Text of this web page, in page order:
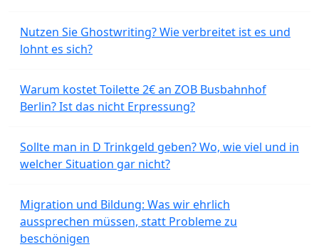
Nutzen Sie Ghostwriting? Wie verbreitet ist es und
lohnt es sich?
Warum kostet Toilette 2€ an ZOB Busbahnhof
Berlin? Ist das nicht Erpressung?
Sollte man in D Trinkgeld geben? Wo, wie viel und in
welcher Situation gar nicht?
Migration und Bildung: Was wir ehrlich
aussprechen müssen, statt Probleme zu
beschönigen